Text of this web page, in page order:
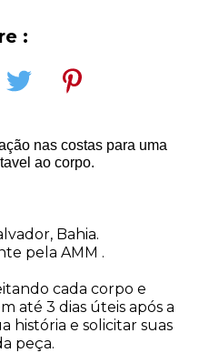
:
nas costas para uma
ao corpo.
Bahia.
pela AMM .
cada corpo e
até 3 dias úteis após a
história e solicitar suas
peça.